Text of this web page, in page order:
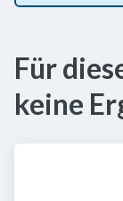
Für
keine